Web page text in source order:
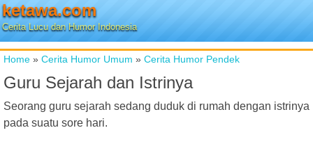
ketawa.com
Cerita Lucu dan Humor Indonesia
Home » Cerita Humor Umum » Cerita Humor Pendek
Guru Sejarah dan Istrinya
Seorang guru sejarah sedang duduk di rumah dengan istrinya
pada suatu sore hari.